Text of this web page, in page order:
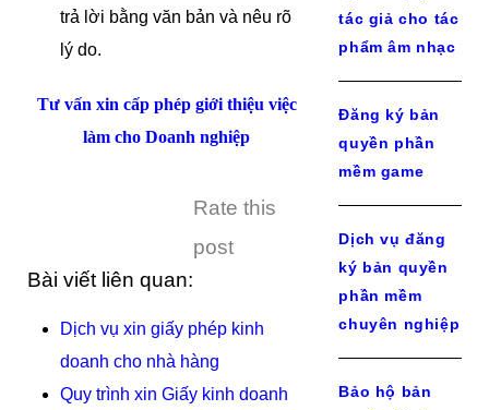
trả lời bằng văn bản và nêu rõ
lý do.
Tư vấn xin cấp phép giới thiệu việc
làm cho Doanh nghiệp
Rate this
post
Bài viết liên quan:
Dịch vụ xin giấy phép kinh
doanh cho nhà hàng
Quy trình xin Giấy kinh doanh
tác giả cho tác
phẩm âm nhạc
Đăng ký bản
quyền phần
mềm game
Dịch vụ đăng
ký bản quyền
phần mềm
chuyên nghiệp
Bảo hộ bản